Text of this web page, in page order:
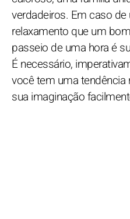
verdadeiros. Em caso
relaxamento que um
passeio de uma hora é
É necessário,
você tem uma tendência
sua imaginação